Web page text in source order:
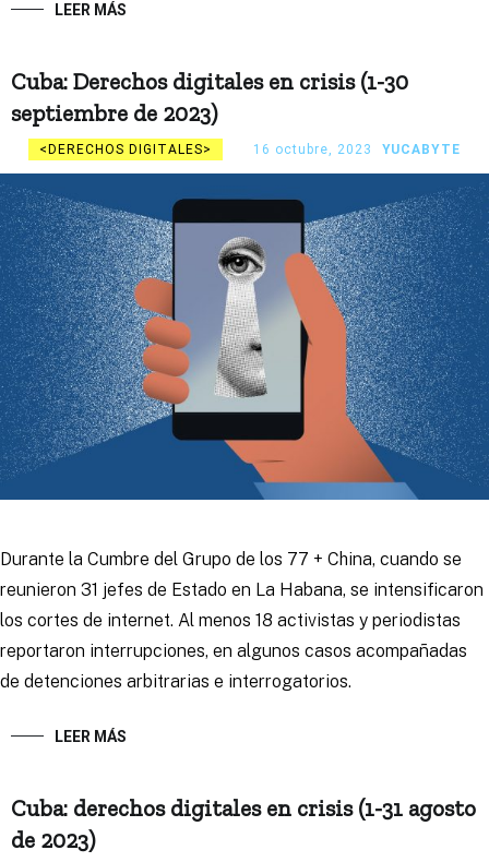
LEER MÁS
Cuba: Derechos digitales en crisis (1-30
septiembre de 2023)
DERECHOS DIGITALES 16 octubre, 2023 YUCABYTE
Durante la Cumbre del Grupo de los 77 + China, cuando se
reunieron 31 jefes de Estado en La Habana, se intensificaron
los cortes de internet. Al menos 18 activistas y periodistas
reportaron interrupciones, en algunos casos acompañadas
de detenciones arbitrarias e interrogatorios.
LEER MÁS
Cuba: derechos digitales en crisis (1-31 agosto
de 2023)